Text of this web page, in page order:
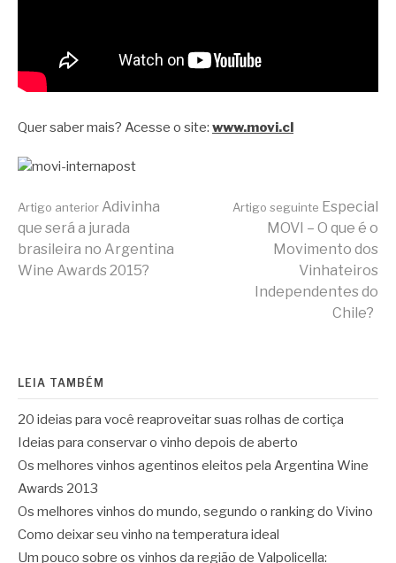
Quer saber mais? Acesse o site: www.movi.cl
Continue
lendo
Artigo anterior Adivinha
que será a jurada
brasileira no Argentina
Wine Awards 2015?
Artigo seguinte Especial
MOVI – O que é o
Movimento dos
Vinhateiros
Independentes do
Chile?
LEIA TAMBÉM
20 ideias para você reaproveitar suas rolhas de cortiça
Ideias para conservar o vinho depois de aberto
Os melhores vinhos agentinos eleitos pela Argentina Wine
Awards 2013
Os melhores vinhos do mundo, segundo o ranking do Vivino
Como deixar seu vinho na temperatura ideal
Um pouco sobre os vinhos da região de Valpolicella: